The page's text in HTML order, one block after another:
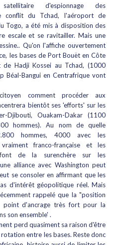
d'espionnage des
conflit du Tchad, l'aéroport de
Togo, a été mis à disposition des
escale et se ravitailler. Mais une
Qu'on l'affiche ouvertement
les bases de Port Bouët en Côte
Hadji Kossei au Tchad, (1000
Béal-Bangui en Centrafrique vont
comment procéder aux
bientôt ses 'efforts' sur les
Djibouti, Ouakam-Dakar (1100
hommes). Au nom de quelle
hommes, 4000 avec les
franco-française et les
de la surenchère sur les
alliance avec Washington peut
se consoler en affirmant que les
d'intérêt géopolitique réel. Mais
rappelé que la "position
point d'ancrage très fort pour la
son ensemble' .
perd quasiment sa raison d'être
entre les bases. Reste donc